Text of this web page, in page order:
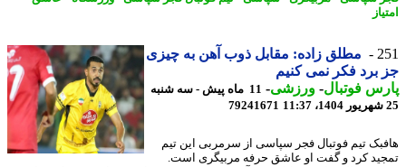
مطلق زاده: مقابل ذوب آهن به چیزی
برد فکر نمی کنیم
فوتبال-ورزشی-
11 ماه پیش - سه شنبه
79241671
تیم فوتبال فجر سپاسی از سرمربی این تیم
کرد و گفت او عاشق حرفه مربیگری است.